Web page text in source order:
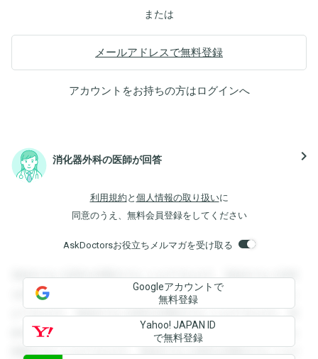
または
メールアドレスで無料登録
アカウントをお持ちの方はログインへ
消化器外科の医師が回答 navigate_next
利用規約 と 個人情報の取り扱いに
同意のうえ、無料会員登録をしてください
AskDoctorsお役立ちメルマガを受け取る
登録すると回答を閲覧することができます。登録すると回答
を閲覧することができます。登録すると回答を閲覧すること
ができます。登録すると回答を閲覧することができます。登
録すると回答を閲覧することができます。登録すると回答を
閲覧することができます。登録すると回答を閲覧することが
Googleアカウントで
無料登録
Yahoo! JAPAN ID
で無料登録